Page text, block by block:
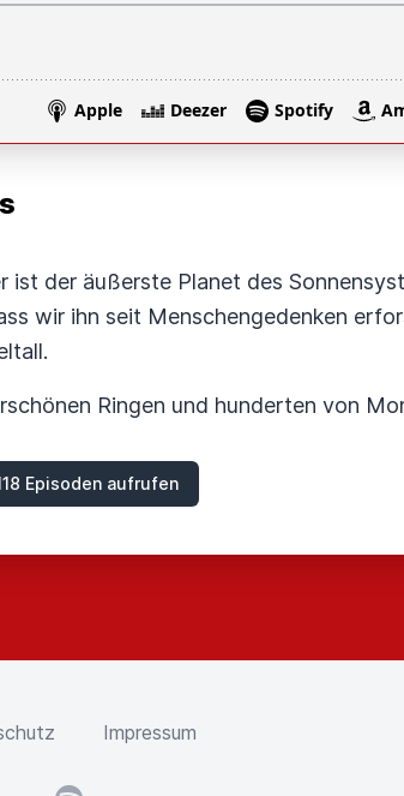
der äußerste Planet des
wir ihn seit Menschengedenken
Ringen und hunderten von
Episoden aufrufen
Impressum